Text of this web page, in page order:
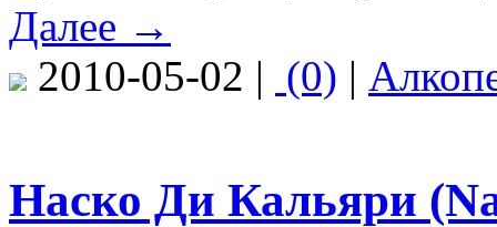
Далее →
2010-05-02 | (0) |
Наско Ди Кальяри